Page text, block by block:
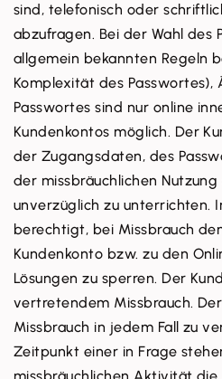
sind, telefonisch oder
abzufragen. Bei der Wahl des
allgemein bekannten Regeln
Komplexität des Passwortes),
Passwortes sind nur online
Kundenkontos möglich. Der
der Zugangsdaten, des
der missbräuchlichen
unverzüglich zu unterrichten.
berechtigt, bei Missbrauch
Kundenkonto bzw. zu den
Lösungen zu sperren. Der
vertretendem Missbrauch.
Missbrauch in jedem Fall zu
Zeitpunkt einer in Frage